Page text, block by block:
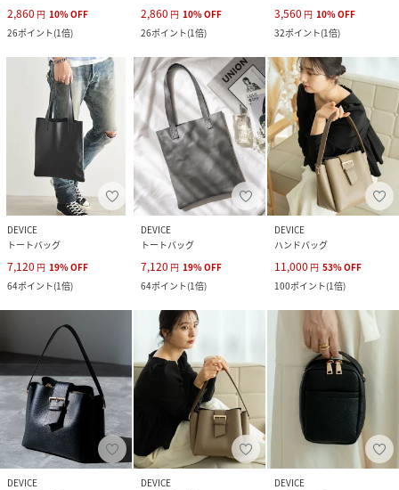
2,860 円 10%OFF
26ポイント(1倍)
2,860 円 10%OFF
26ポイント(1倍)
3,560 円 10%OFF
32ポイント(1倍)
DEVICE
トートバッグ
7,120 円 19%OFF
64ポイント(1倍)
DEVICE
トートバッグ
7,120 円 19%OFF
64ポイント(1倍)
DEVICE
ハンドバッグ
11,000 円 53%OFF
100ポイント(1倍)
DEVICE
DEVICE
DEVICE